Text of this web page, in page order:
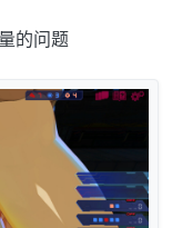
的问题